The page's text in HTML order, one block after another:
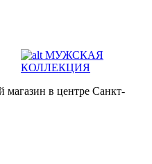
МУЖСКАЯ
КОЛЛЕКЦИЯ
в центре Санкт-